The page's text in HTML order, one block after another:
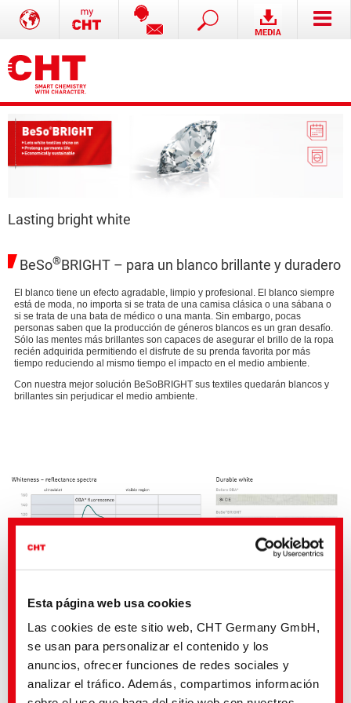
Esta página web usa cookies
Las cookies de este sitio web, CHT Germany GmbH,
se usan para personalizar el contenido y los
anuncios, ofrecer funciones de redes sociales y
analizar el tráfico. Además, compartimos información
Lasting bright white
BeSo®BRIGHT – para un blanco brillante y duradero
El blanco tiene un efecto agradable, limpio y profesional. El blanco siempre
está de moda, no importa si se trata de una camisa clásica o una sábana o
si se trata de una bata de médico o una manta. Sin embargo, pocas
personas saben que la producción de géneros blancos es un gran desafío.
Sólo las mentes más brillantes son capaces de asegurar el brillo de la ropa
recién adquirida permitiendo el disfrute de su prenda favorita por más
tiempo reduciendo al mismo tiempo el impacto en el medio ambiente.
Con nuestra mejor solución BeSoBRIGHT sus textiles quedarán blancos y
brillantes sin perjudicar el medio ambiente.
¿Cómo funciona BeSoBRIGHT?
Prolonga la vida útil de la prenda
Evita el agrisamiento y el amarilleo incluso después de varios lavados